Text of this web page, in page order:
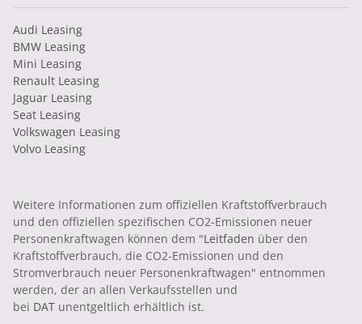
Audi Leasing
BMW Leasing
Mini Leasing
Renault Leasing
Jaguar Leasing
Seat Leasing
Volkswagen Leasing
Volvo Leasing
Weitere Informationen zum offiziellen Kraftstoffverbrauch
und den offiziellen spezifischen CO2-Emissionen neuer
Personenkraftwagen können dem "Leitfaden über den
Kraftstoffverbrauch, die CO2-Emissionen und den
Stromverbrauch neuer Personenkraftwagen" entnommen
werden, der an allen Verkaufsstellen und
bei DAT unentgeltlich erhältlich ist.